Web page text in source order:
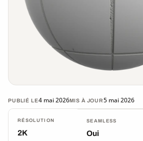
PUBLIÉ LE4 mai 2026MIS À JOUR5 mai 2026
RÉSOLUTION
2K
SEAMLESS
Oui